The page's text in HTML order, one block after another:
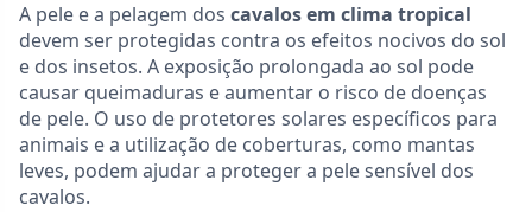
A pele e a pelagem dos cavalos em clima tropical
devem ser protegidas contra os efeitos nocivos do sol
e dos insetos. A exposição prolongada ao sol pode
causar queimaduras e aumentar o risco de doenças
de pele. O uso de protetores solares específicos para
animais e a utilização de coberturas, como mantas
leves, podem ajudar a proteger a pele sensível dos
cavalos.